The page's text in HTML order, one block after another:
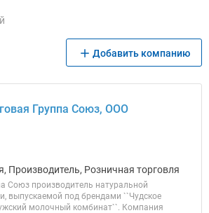
Добавить компанию
Группа Союз, ООО
Производитель, Розничная торговля
Союз производитель натуральной
выпускаемой под брендами ``Чудское
молочный комбинат``. Компания